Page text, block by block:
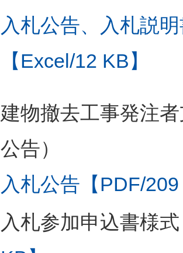
入札公告、入札説
【Excel/12 KB】
建物撤去工事発注
公告）
入札公告【PDF/
入札参加申込書様式